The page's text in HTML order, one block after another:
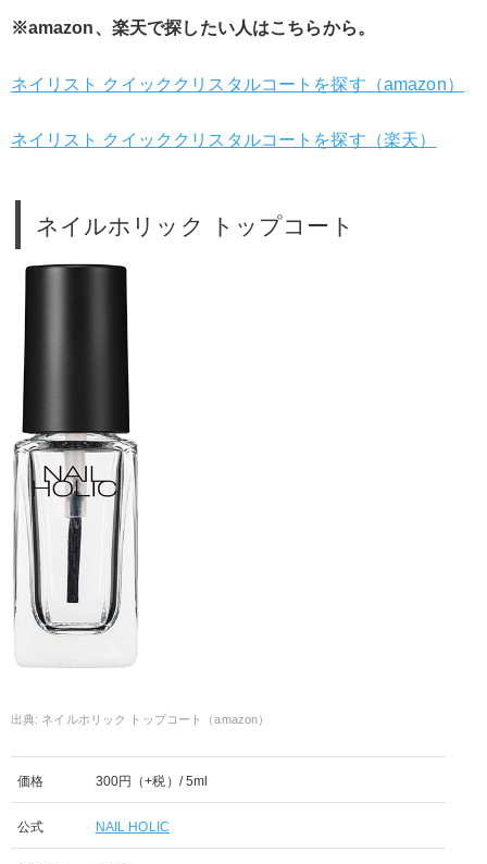
※amazon、楽天で探したい人はこちらから。
ネイリスト クイッククリスタルコートを探す（amazon）
ネイリスト クイッククリスタルコートを探す（楽天）
ネイルホリック トップコート
ネイルホリック トップコート（amazon）
価格 300円（+税）/ 5ml
公式 NAIL HOLIC